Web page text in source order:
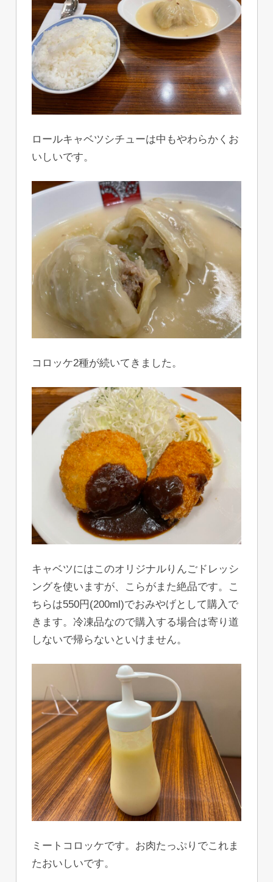
ロールキャベツシチューは中もやわらかくお
いしいです。
コロッケ2種が続いてきました。
キャベツにはこのオリジナルりんごドレッシ
ングを使いますが、こらがまた絶品です。こ
ちらは550円(200ml)でおみやげとして購入で
きます。冷凍品なので購入する場合は寄り道
しないで帰らないといけません。
ミートコロッケです。お肉たっぷりでこれま
たおいしいです。